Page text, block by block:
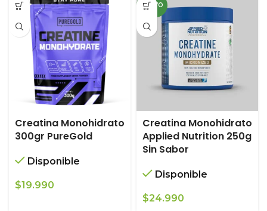
Creatina Monohidrato
300gr PureGold
Disponible
$19.990
NUEVO
Creatina Monohidrato
Applied Nutrition 250g
Sin Sabor
Disponible
$24.990